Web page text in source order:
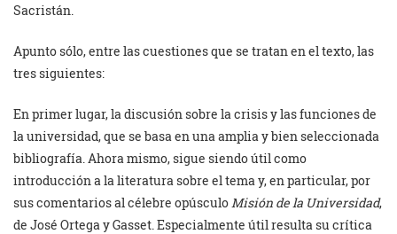
Sacristán.
Apunto sólo, entre las cuestiones que se tratan en el texto, las
tres siguientes:
En primer lugar, la discusión sobre la crisis y las funciones de
la universidad, que se basa en una amplia y bien seleccionada
bibliografía. Ahora mismo, sigue siendo útil como
introducción a la literatura sobre el tema y, en particular, por
sus comentarios al célebre opúsculoMisión de la Universidad,
de José Ortega y Gasset. Especialmente útil resulta su crítica